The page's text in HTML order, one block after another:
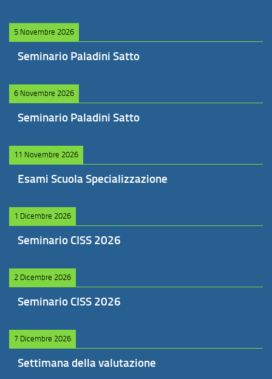
5 Novembre 2026
Seminario Paladini Satto
6 Novembre 2026
Seminario Paladini Satto
11 Novembre 2026
Esami Scuola Specializzazione
1 Dicembre 2026
Seminario CISS 2026
2 Dicembre 2026
Seminario CISS 2026
7 Dicembre 2026
Settimana della valutazione